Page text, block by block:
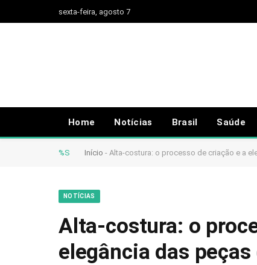
sexta-feira, agosto 7
Home Notícias Brasil Saúde
%S Início - Alta-costura: o processo de criação e a
NOTÍCIAS
Alta-costura: o
elegância das